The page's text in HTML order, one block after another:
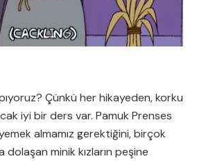
Çünkü her hikayeden, korku
iyi bir ders var. Pamuk Prenses
almamız gerektiğini, birçok
dolaşan minik kızların peşine